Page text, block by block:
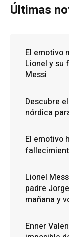
Últimas
El emotivo
Lionel y su
Messi
Descubre
nórdica
El emotivo
Lionel
padre
mañana y
Enner